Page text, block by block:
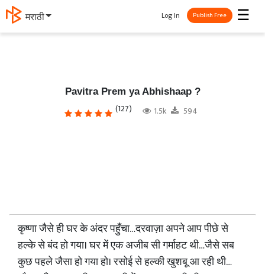
मराठी ☰
Log In Publish Free
Pavitra Prem ya Abhishaap ?
(127) 1.5k 594
कृष्णा जैसे ही घर के अंदर पहुँचा…दरवाज़ा अपने आप पीछे से
हल्के से बंद हो गया। घर में एक अजीब सी गर्माहट थी…जैसे सब
कुछ पहले जैसा हो गया हो। रसोई से हल्की खुशबू आ रही थी…